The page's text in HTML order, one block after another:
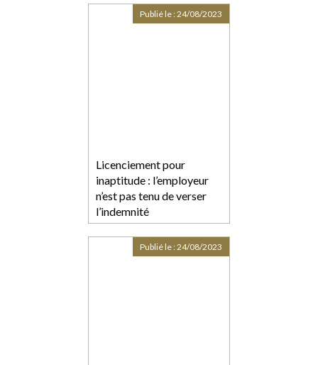
Licenciement pour
inaptitude : l’employeur
n’est pas tenu de verser
l’indemnité
compensatrice de préavis
Publié le :24/08/2023
Publié le :24/08/2023